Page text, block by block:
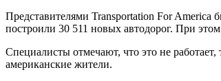
Представителями Transportation For
построили 30 511 новых автодорог. При
Специалисты отмечают, что это не работает,
американские жители.